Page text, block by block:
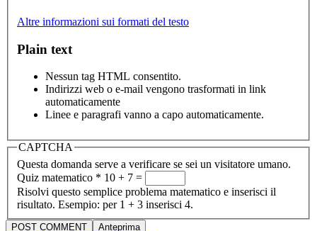
Altre informazioni sui formati del testo
Plain text
Nessun tag HTML consentito.
Indirizzi web o e-mail vengono trasformati in link
automaticamente
Linee e paragrafi vanno a capo automaticamente.
CAPTCHA
Questa domanda serve a verificare se sei un visitatore umano.
Quiz matematico * 10 + 7 =
Risolvi questo semplice problema matematico e inserisci il
risultato. Esempio: per 1 + 3 inserisci 4.